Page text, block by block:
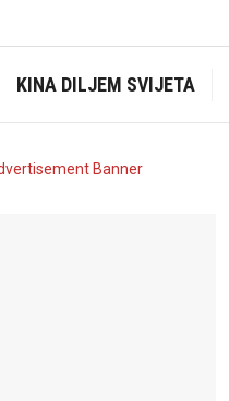
KINA DILJEM SVIJETA